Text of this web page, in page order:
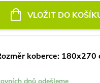
VLOŽIT DO
koberce: 180x270